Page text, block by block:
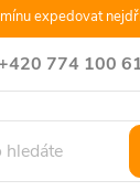
expedovat
+420 774 100
údajů